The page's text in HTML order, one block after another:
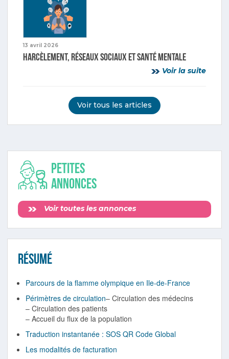
13 avril 2026
Harcèlement, réseaux sociaux et santé mentale
Voir la suite
Voir tous les articles
Petites
annonces
Voir toutes les annonces
Résumé
Parcours de la flamme olympique en Ile-de-France
Périmètres de circulation– Circulation des médecins
– Circulation des patients
– Accueil du flux de la population
Traduction instantanée : SOS QR Code Global
Les modalités de facturation